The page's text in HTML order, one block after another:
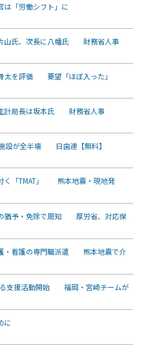
は「労働シフト」に
山氏、次長に八幡氏 財務省人事
太を評価 要望「ほぼ入った」
計局長は坂本氏 財務省人事
設が全半壊 日歯連【無料】
く「TMAT」 熊本地震・現地発
猶予・免除で周知 厚労省、対応保
・看護の専門職派遣 熊本地震で介
る支援活動開始 福岡・宮崎チームが
に